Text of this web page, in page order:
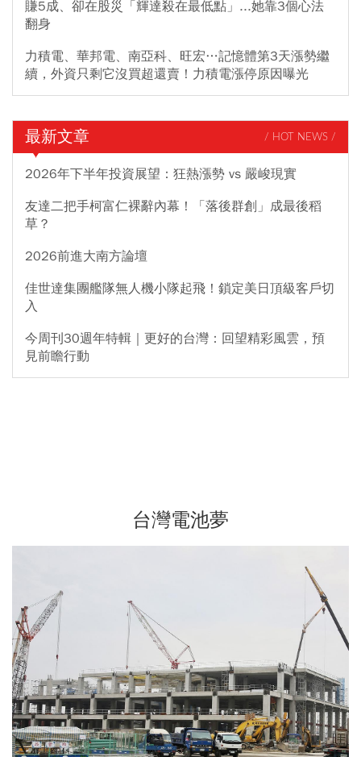
賺5成、卻在股災「輝達殺在最低點」...她靠3個心法
翻身
力積電、華邦電、南亞科、旺宏…記憶體第3天漲勢繼
續，外資只剩它沒買超還賣！力積電漲停原因曝光
最新文章 / HOT NEWS /
2026年下半年投資展望：狂熱漲勢 vs 嚴峻現實
友達二把手柯富仁裸辭內幕！「落後群創」成最後稻
草？
2026前進大南方論壇
佳世達集團艦隊無人機小隊起飛！鎖定美日頂級客戶切
入
今周刊30週年特輯｜更好的台灣：回望精彩風雲，預
見前瞻行動
台灣電池夢